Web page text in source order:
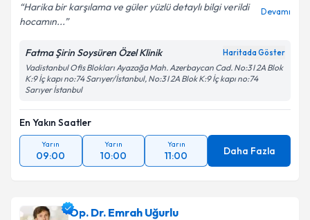
Harika bir karşılama ve güler yüzlü detaylı bilgi verildi
hocamın...
Devamı
Fatma Şirin Soysüren Özel Klinik Haritada Göster
Vadistanbul Ofis Blokları Ayazağa Mah. Azerbaycan Cad. No:3 I 2A Blok
K:9 İç kapı no:74 Sarıyer/İstanbul, No:3 I 2A Blok K:9 İç kapı no:74
Sarıyer İstanbul
En Yakın Saatler
Yarın
09:00
Yarın
10:00
Yarın
11:00 Daha Fazla
Op. Dr. Emrah Uğurlu